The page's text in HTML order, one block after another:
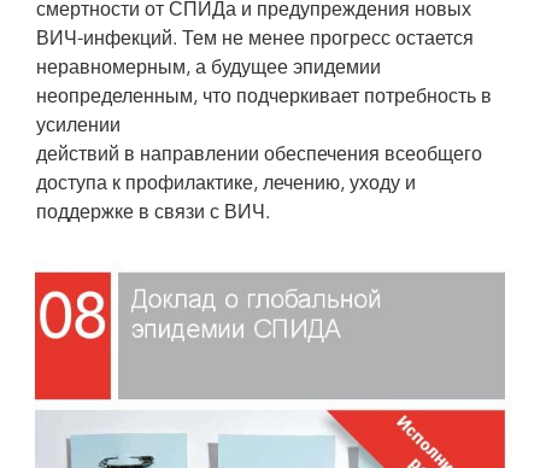
смертности от СПИДа и предупреждения новых
ВИЧ-инфекций. Тем не менее прогресс остается
неравномерным, а будущее эпидемии
неопределенным, что подчеркивает потребность в
усилении
действий в направлении обеспечения всеобщего
доступа к профилактике, лечению, уходу и
поддержке в связи с ВИЧ.